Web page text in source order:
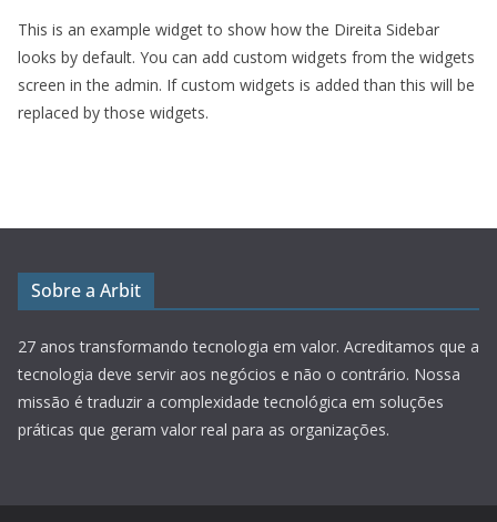
This is an example widget to show how the Direita Sidebar
looks by default. You can add custom widgets from the widgets
screen in the admin. If custom widgets is added than this will be
replaced by those widgets.
Sobre a Arbit
27 anos transformando tecnologia em valor. Acreditamos que a
tecnologia deve servir aos negócios e não o contrário. Nossa
missão é traduzir a complexidade tecnológica em soluções
práticas que geram valor real para as organizações.